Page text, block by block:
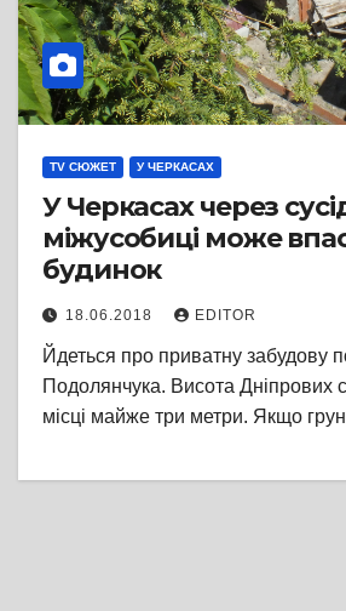
TV СЮЖЕТ У ЧЕРКАСАХ
У Черкасах через
міжусобиці може
будинок
18.06.2018 EDITOR
Йдеться про приватну забудову
Подолянчука. Висота Дніпрових
місці майже три метри. Якщо